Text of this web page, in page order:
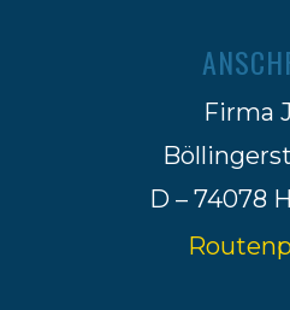
Firma
D – 74078